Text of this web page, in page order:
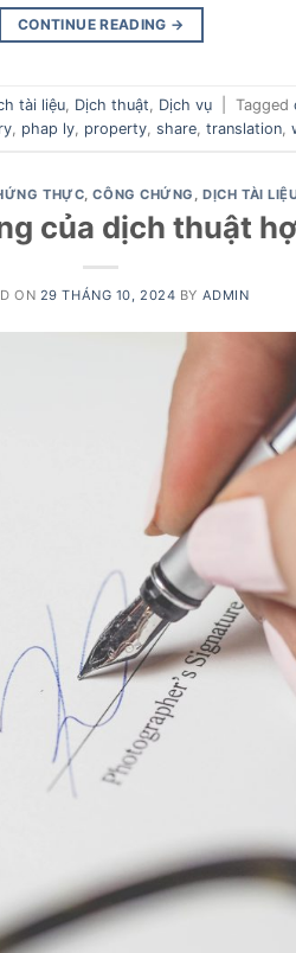
CONTINUE READING →
tài liệu, Dịch thuật, Dịch vụ Tagged
, phap ly, property, share, translation,
THỰC,CÔNG CHỨNG ,DỊCH TÀI
của dịch thuật
ON 29 THÁNG 10, 2024 BY ADMIN